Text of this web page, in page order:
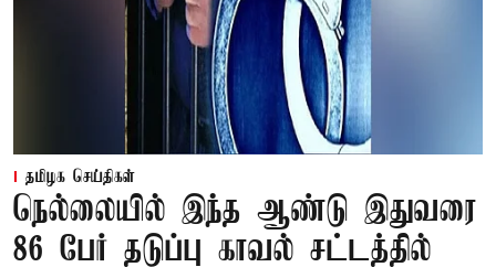
தமிழக செய்திகள்
நெல்லையில் இந்த ஆண்டு இதுவரை
86 பேர் தடுப்பு காவல் சட்டத்தில்